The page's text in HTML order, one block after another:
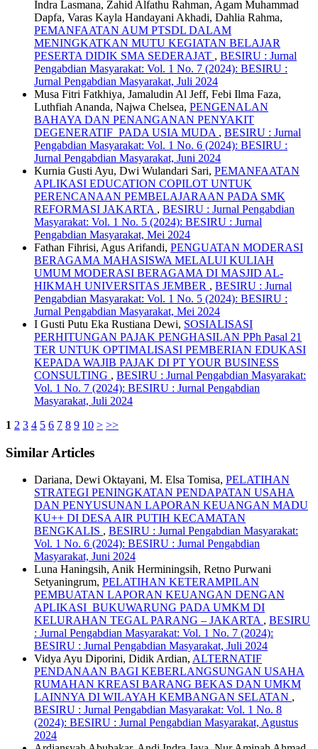
Indra Lasmana, Zahid Alfathu Rahman, Agam Muhammad
Dapfa, Varas Kayla Handayani Akhadi, Dahlia Rahma,
PEMANFAATAN AUM PTSDL DALAM
MENINGKATKAN MUTU KEGIATAN BELAJAR
PESERTA DIDIK SMA SEDERAJAT , BESIRU : Jurnal
Pengabdian Masyarakat: Vol. 1 No. 7 (2024): BESIRU :
Jurnal Pengabdian Masyarakat, Juli 2024
Musa Fitri Fatkhiya, Jamaludin Al Jeff, Febi Ilma Faza,
Luthfiah Ananda, Najwa Chelsea, PENGENALAN
BAHAYA DAN PENANGANAN PENYAKIT
DEGENERATIF PADA USIA MUDA , BESIRU : Jurnal
Pengabdian Masyarakat: Vol. 1 No. 6 (2024): BESIRU :
Jurnal Pengabdian Masyarakat, Juni 2024
Kurnia Gusti Ayu, Dwi Wulandari Sari, PEMANFAATAN
APLIKASI EDUCATION COPILOT UNTUK
PERENCANAAN PEMBELAJARAAN PADA SMK
REFORMASI JAKARTA , BESIRU : Jurnal Pengabdian
Masyarakat: Vol. 1 No. 5 (2024): BESIRU : Jurnal
Pengabdian Masyarakat, Mei 2024
Fathan Fihrisi, Agus Arifandi, PENGUATAN MODERASI
BERAGAMA MAHASISWA MELALUI KULIAH
UMUM MODERASI BERAGAMA DI MASJID AL-
HIKMAH UNIVERSITAS JEMBER , BESIRU : Jurnal
Pengabdian Masyarakat: Vol. 1 No. 5 (2024): BESIRU :
Jurnal Pengabdian Masyarakat, Mei 2024
I Gusti Putu Eka Rustiana Dewi, SOSIALISASI
PERHITUNGAN PAJAK PENGHASILAN PPh Pasal 21
TER UNTUK OPTIMALISASI PEMBERIAN EDUKASI
KEPADA WAJIB PAJAK DI PT YOUR BUSINESS
CONSULTING , BESIRU : Jurnal Pengabdian Masyarakat:
Vol. 1 No. 7 (2024): BESIRU : Jurnal Pengabdian
Masyarakat, Juli 2024
1 2 3 4 5 6 7 8 9 10 > >>
Similar Articles
Dariana, Dewi Oktayani, M. Elsa Tomisa, PELATIHAN
STRATEGI PENINGKATAN PENDAPATAN USAHA
DAN PENYUSUNAN LAPORAN KEUANGAN MADU
KU++ DI DESA AIR PUTIH KECAMATAN
BENGKALIS , BESIRU : Jurnal Pengabdian Masyarakat:
Vol. 1 No. 6 (2024): BESIRU : Jurnal Pengabdian
Masyarakat, Juni 2024
Luna Haningsih, Anik Herminingsih, Retno Purwani
Setyaningrum, PELATIHAN KETERAMPILAN
PEMBUATAN LAPORAN KEUANGAN DENGAN
APLIKASI BUKUWARUNG PADA UMKM DI
KELURAHAN TEGAL PARANG – JAKARTA , BESIRU
: Jurnal Pengabdian Masyarakat: Vol. 1 No. 7 (2024):
BESIRU : Jurnal Pengabdian Masyarakat, Juli 2024
Vidya Ayu Diporini, Didik Ardian, ALTERNATIF
PENDANAAN BAGI KEBERLANGSUNGAN USAHA
RUMAHAN KREASI BARANG BEKAS DAN UMKM
LAINNYA DI WILAYAH KEMBANGAN SELATAN ,
BESIRU : Jurnal Pengabdian Masyarakat: Vol. 1 No. 8
(2024): BESIRU : Jurnal Pengabdian Masyarakat, Agustus
2024